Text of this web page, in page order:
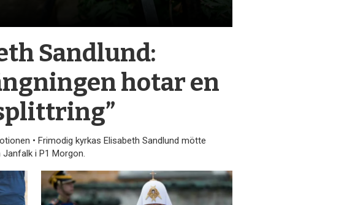
Sandlund:
hotar en
• Frimodig kyrkas Elisabeth Sandlund mötte
Janfalk i P1 Morgon.